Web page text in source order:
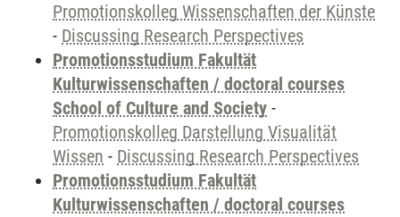
Promotionskolleg Wissenschaften der Künste
- Discussing Research Perspectives
Promotionsstudium Fakultät
Kulturwissenschaften / doctoral courses
School of Culture and Society -
Promotionskolleg Darstellung Visualität
Wissen - Discussing Research Perspectives
Promotionsstudium Fakultät
Kulturwissenschaften / doctoral courses